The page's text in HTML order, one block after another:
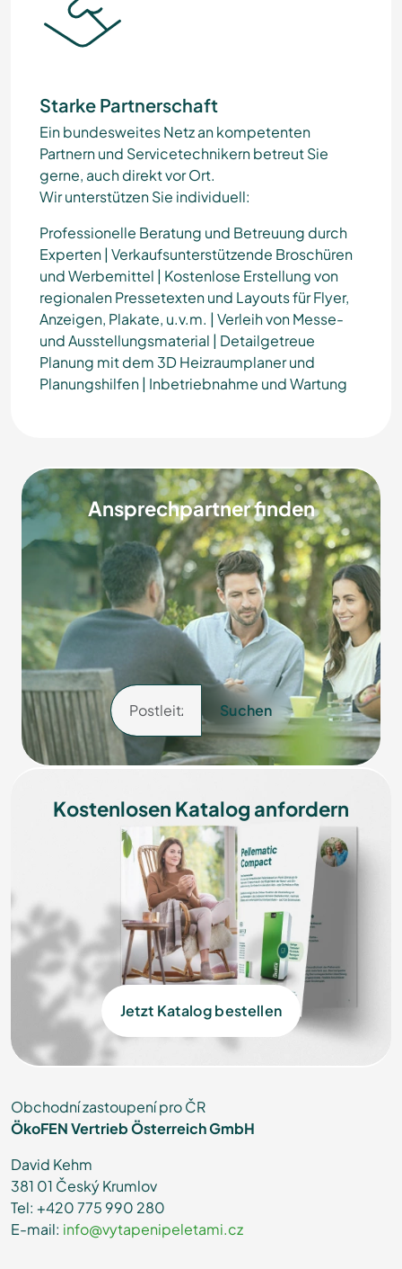
Starke Partnerschaft
Ein bundesweites Netz an kompetenten
Partnern und Servicetechnikern betreut Sie
gerne, auch direkt vor Ort.
Wir unterstützen Sie individuell:
Professionelle Beratung und Betreuung durch
Experten | Verkaufsunterstützende Broschüren
und Werbemittel | Kostenlose Erstellung von
regionalen Pressetexten und Layouts für Flyer,
Anzeigen, Plakate, u.v.m. | Verleih von Messe-
und Ausstellungsmaterial | Detailgetreue
Planung mit dem 3D Heizraumplaner und
Planungshilfen | Inbetriebnahme und Wartung
Ansprechpartner finden
Suchen
Kostenlosen Katalog anfordern
Jetzt Katalog bestellen
Obchodní zastoupení pro ČR
ÖkoFEN Vertrieb Österreich GmbH
David Kehm
381 01 Český Krumlov
Tel: +420 775 990 280
E-mail: info@vytapenipeletami.cz